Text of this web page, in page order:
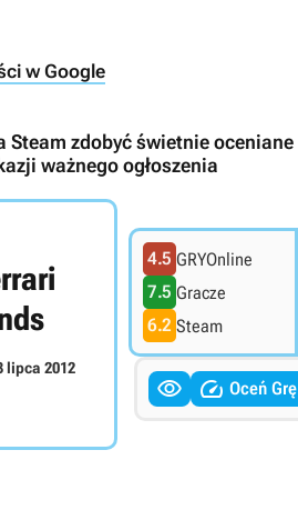
w Google
Steam zdobyć świetnie oceniane
ważnego ogłoszenia
lipca 2012
4.5 GRYOnline
7.5 Gracze
6.2 Steam
  Oceń Grę